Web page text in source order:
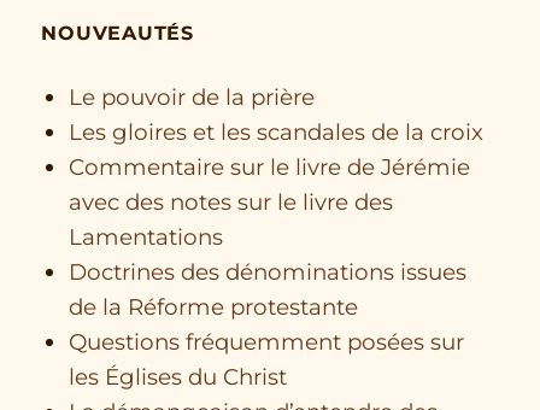
NOUVEAUTÉS
Le pouvoir de la prière
Les gloires et les scandales de la croix
Commentaire sur le livre de Jérémie
avec des notes sur le livre des
Lamentations
Doctrines des dénominations issues
de la Réforme protestante
Questions fréquemment posées sur
les Églises du Christ